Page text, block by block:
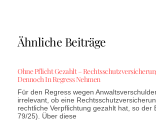
Ähnliche Beiträge
Ohne Pflicht Gezahlt –
Dennoch In Regress Nehmen
Für den Regress wegen
irrelevant, ob eine
rechtliche Verpflichtung gezahlt hat, so der
79/25). Über diese